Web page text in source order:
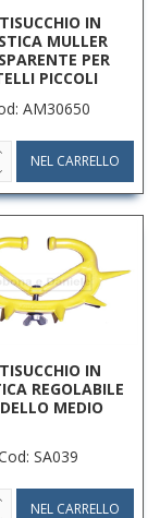
IN
MULLER
PER
PICCOLI
AM30650
IN
REGOLABILE
MEDIO
SA039